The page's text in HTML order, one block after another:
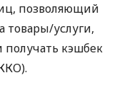
позволяющий
товары/услуги,
кэшбек